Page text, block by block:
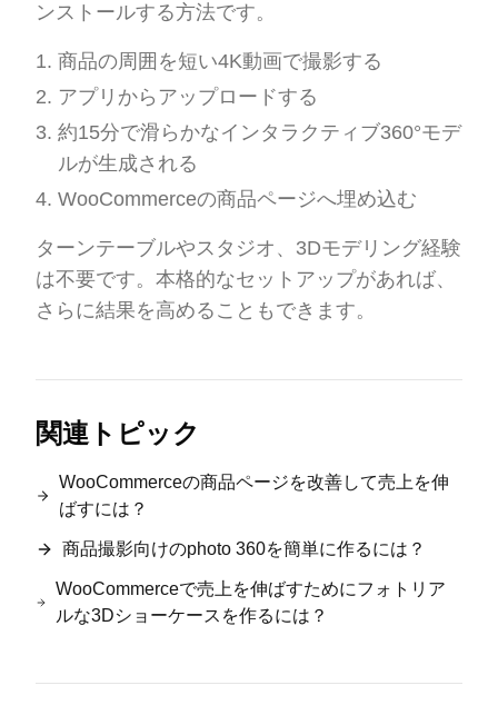
ンストールする方法です。
商品の周囲を短い4K動画で撮影する
アプリからアップロードする
約15分で滑らかなインタラクティブ360°モデ
ルが生成される
WooCommerceの商品ページへ埋め込む
ターンテーブルやスタジオ、3Dモデリング経験
は不要です。本格的なセットアップがあれば、
さらに結果を高めることもできます。
関連トピック
WooCommerceの商品ページを改善して売上を伸
ばすには？
商品撮影向けのphoto 360を簡単に作るには？
WooCommerceで売上を伸ばすためにフォトリア
ルな3Dショーケースを作るには？